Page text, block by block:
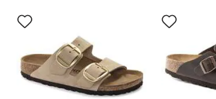
Anklicken
der
werden
die
Produktbilder
aktualisiert.
Anklicken
der
werden
die
Produktbilder
aktualisiert.